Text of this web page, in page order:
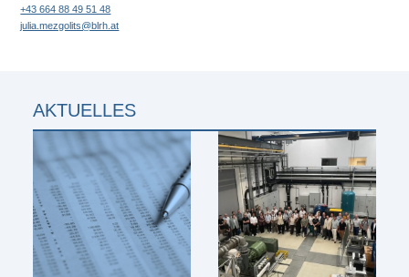
+43 664 88 49 51 48
julia.mezgolits@blrh.at
AKTUELLES